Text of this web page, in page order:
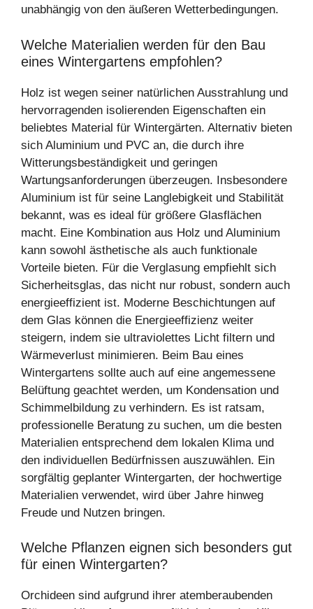
unabhängig von den äußeren Wetterbedingungen.
Welche Materialien werden für den Bau
eines Wintergartens empfohlen?
Holz ist wegen seiner natürlichen Ausstrahlung und
hervorragenden isolierenden Eigenschaften ein
beliebtes Material für Wintergärten. Alternativ bieten
sich Aluminium und PVC an, die durch ihre
Witterungsbeständigkeit und geringen
Wartungsanforderungen überzeugen. Insbesondere
Aluminium ist für seine Langlebigkeit und Stabilität
bekannt, was es ideal für größere Glasflächen
macht. Eine Kombination aus Holz und Aluminium
kann sowohl ästhetische als auch funktionale
Vorteile bieten. Für die Verglasung empfiehlt sich
Sicherheitsglas, das nicht nur robust, sondern auch
energieeffizient ist. Moderne Beschichtungen auf
dem Glas können die Energieeffizienz weiter
steigern, indem sie ultraviolettes Licht filtern und
Wärmeverlust minimieren. Beim Bau eines
Wintergartens sollte auch auf eine angemessene
Belüftung geachtet werden, um Kondensation und
Schimmelbildung zu verhindern. Es ist ratsam,
professionelle Beratung zu suchen, um die besten
Materialien entsprechend dem lokalen Klima und
den individuellen Bedürfnissen auszuwählen. Ein
sorgfältig geplanter Wintergarten, der hochwertige
Materialien verwendet, wird über Jahre hinweg
Freude und Nutzen bringen.
Welche Pflanzen eignen sich besonders gut
für einen Wintergarten?
Orchideen sind aufgrund ihrer atemberaubenden